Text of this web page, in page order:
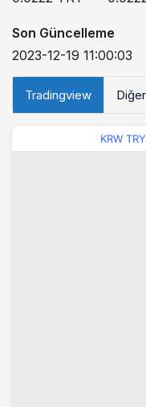
Son Güncelleme
2023-12-19 11:00:03
Tradingview
KRW